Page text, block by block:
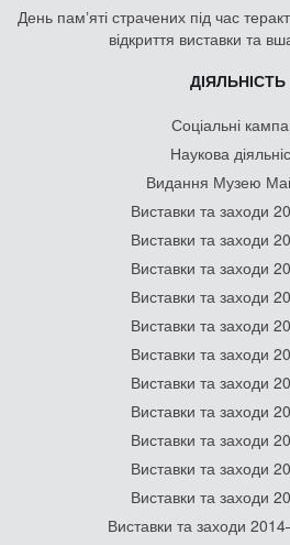
День памʼяті страчених під час
відкриття виставки та
ДІЯЛЬНІСТЬ
Соціальні
Наукова
Видання Музею
Виставки та заходи
Виставки та заходи
Виставки та заходи
Виставки та заходи
Виставки та заходи
Виставки та заходи
Виставки та заходи
Виставки та заходи
Виставки та заходи
Виставки та заходи
Виставки та заходи
Виставки та заходи